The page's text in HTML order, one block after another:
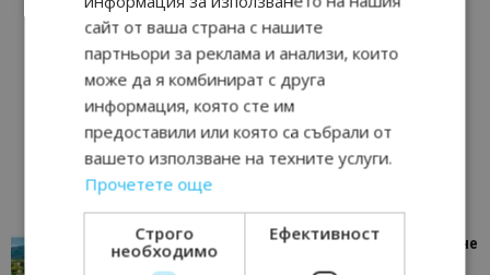
“Пощенска картичка от…”: Петрич – Изживяване
отвъд очакваното
сайт от ваша страна с нашите
партньори за реклама и анализи, които
може да я комбинират с друга
информация, която сте им
предоставили или която са събрали от
вашето използване на техните услуги.
Прочетете още
Строго
необходимо
Ефективност